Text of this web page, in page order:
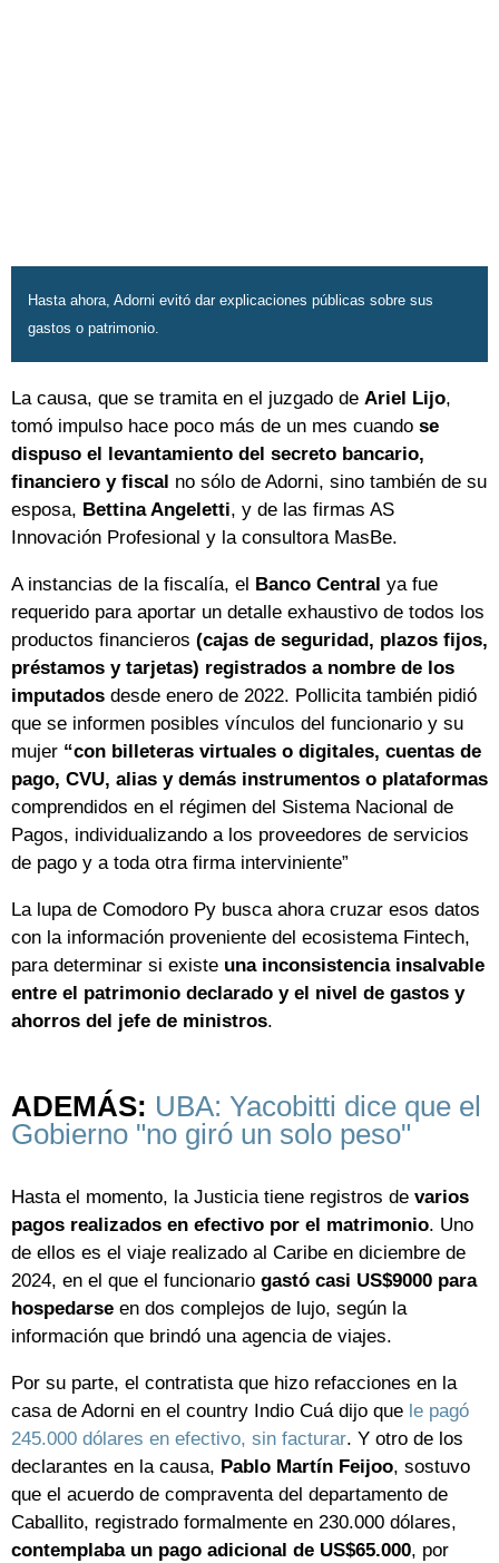
Hasta ahora, Adorni evitó dar explicaciones públicas sobre sus
gastos o patrimonio.
La causa, que se tramita en el juzgado de Ariel Lijo,
tomó impulso hace poco más de un mes cuando se
dispuso el levantamiento del secreto bancario,
financiero y fiscal no sólo de Adorni, sino también de su
esposa, Bettina Angeletti, y de las firmas AS
Innovación Profesional y la consultora MasBe.
A instancias de la fiscalía, el Banco Central ya fue
requerido para aportar un detalle exhaustivo de todos los
productos financieros (cajas de seguridad, plazos fijos,
préstamos y tarjetas) registrados a nombre de los
imputados desde enero de 2022. Pollicita también pidió
que se informen posibles vínculos del funcionario y su
mujer “con billeteras virtuales o digitales, cuentas de
pago, CVU, alias y demás instrumentos o plataformas
comprendidos en el régimen del Sistema Nacional de
Pagos, individualizando a los proveedores de servicios
de pago y a toda otra firma interviniente”
La lupa de Comodoro Py busca ahora cruzar esos datos
con la información proveniente del ecosistema Fintech,
para determinar si existe una inconsistencia insalvable
entre el patrimonio declarado y el nivel de gastos y
ahorros del jefe de ministros.
ADEMÁS: UBA: Yacobitti dice que el
Gobierno "no giró un solo peso"
Hasta el momento, la Justicia tiene registros de varios
pagos realizados en efectivo por el matrimonio. Uno
de ellos es el viaje realizado al Caribe en diciembre de
2024, en el que el funcionario gastó casi US$9000 para
hospedarse en dos complejos de lujo, según la
información que brindó una agencia de viajes.
Por su parte, el contratista que hizo refacciones en la
casa de Adorni en el country Indio Cuá dijo que le pagó
245.000 dólares en efectivo, sin facturar. Y otro de los
declarantes en la causa, Pablo Martín Feijoo, sostuvo
que el acuerdo de compraventa del departamento de
Caballito, registrado formalmente en 230.000 dólares,
contemplaba un pago adicional de US$65.000, por